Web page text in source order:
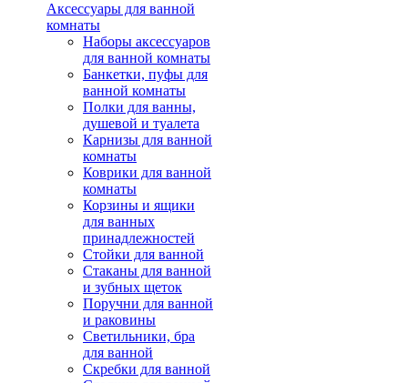
Аксессуары для ванной
комнаты
Наборы аксессуаров
для ванной комнаты
Банкетки, пуфы для
ванной комнаты
Полки для ванны,
душевой и туалета
Карнизы для ванной
комнаты
Коврики для ванной
комнаты
Корзины и ящики
для ванных
принадлежностей
Стойки для ванной
Стаканы для ванной
и зубных щеток
Поручни для ванной
и раковины
Светильники, бра
для ванной
Скребки для ванной